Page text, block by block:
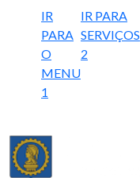
IR
PARA
O
MENU
1
IR PARA
SERVIÇOS
2